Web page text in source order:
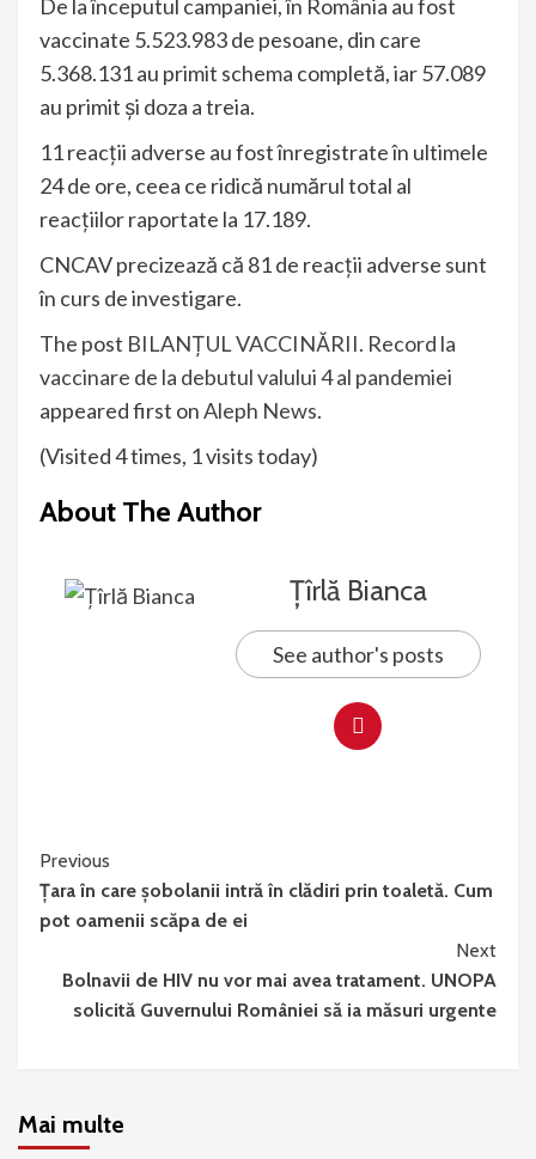
De la începutul campaniei, în România au fost
vaccinate 5.523.983 de pesoane, din care
5.368.131 au primit schema completă, iar 57.089
au primit și doza a treia.
11 reacții adverse au fost înregistrate în ultimele
24 de ore, ceea ce ridică numărul total al
reacțiilor raportate la 17.189.
CNCAV precizează că 81 de reacții adverse sunt
în curs de investigare.
The post BILANȚUL VACCINĂRII. Record la
vaccinare de la debutul valului 4 al pandemiei
appeared first onAleph News.
(Visited 4 times, 1 visits today)
About The Author
Țîrlă Bianca
See author's posts
Continue
Reading
Previous
Țara în care șobolanii intră în clădiri prin toaletă. Cum
pot oamenii scăpa de ei
Next
Bolnavii de HIV nu vor mai avea tratament. UNOPA
solicită Guvernului României să ia măsuri urgente
Mai multe